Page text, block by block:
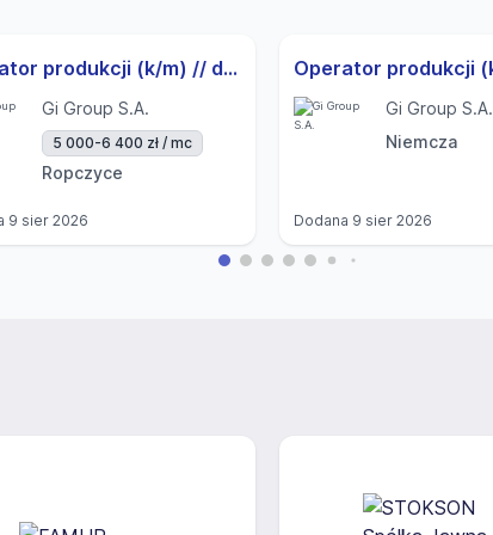
Operator produkcji (k/m) // do 6.400 zł
Gi Group S.A.
5 000-6 400 zł / mc
Ropczyce
9 sier 2026
Gi Group S.A.
Niemcza
Dodana 9 sier 2026